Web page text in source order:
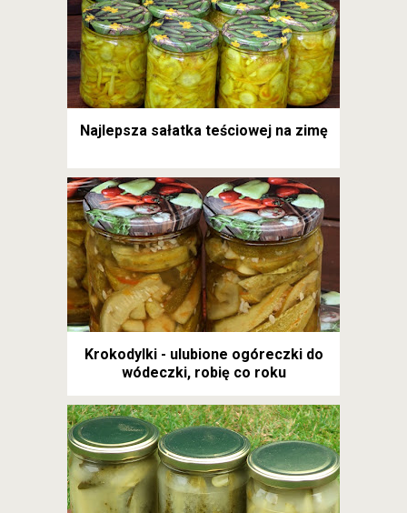
Najlepsza sałatka teściowej na zimę
Krokodylki - ulubione ogóreczki do
wódeczki, robię co roku